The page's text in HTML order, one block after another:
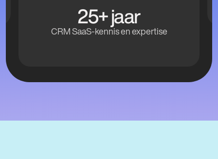
100% Europees
Betrouwbaar CRM SaaS-platform met
wereldwijd bereik
Waarborgen van soevereiniteit
internationale aanwezigheid bieden wij lokale